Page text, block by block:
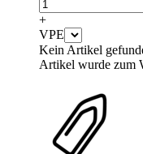
+
VPE
Kein Artikel
Artikel wurde zum